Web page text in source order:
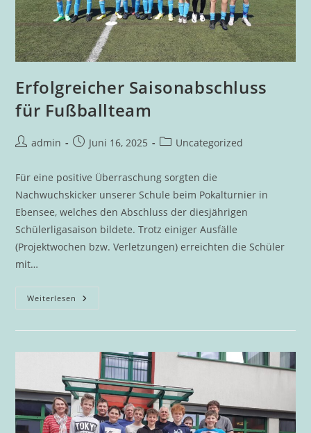
Erfolgreicher Saisonabschluss
für Fußballteam
Beitrags-
admin
BeitragJuni 16, 2025
Beitrags-
Uncategorized
Für eine positive Überraschung sorgten die
Nachwuchskicker unserer Schule beim Pokalturnier in
Ebensee, welches den Abschluss der diesjährigen
Schülerligasaison bildete. Trotz einiger Ausfälle
(Projektwochen bzw. Verletzungen) erreichten die Schüler
mit…
Weiterlesen Erfolgreicher
Saisonabschluss
Fußballteam